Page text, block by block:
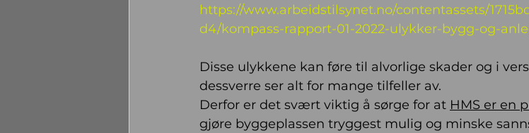
https://www.arbeidstilsynet.no/contentassets/
d4/kompass-rapport-01-2022-ulykker-bygg-og-
Disse ulykkene kan føre til alvorlige skader og i
dessverre ser alt for mange tilfeller av.
Derfor er det svært viktig å sørge for at HMS er en
gjøre byggeplassen tryggest mulig og minske